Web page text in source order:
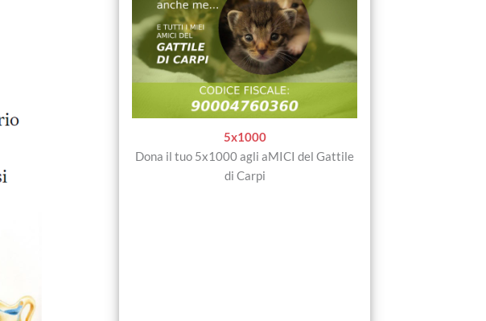
5x1000
Dona il tuo 5x1000 agli aMICI del Gattile
di Carpi